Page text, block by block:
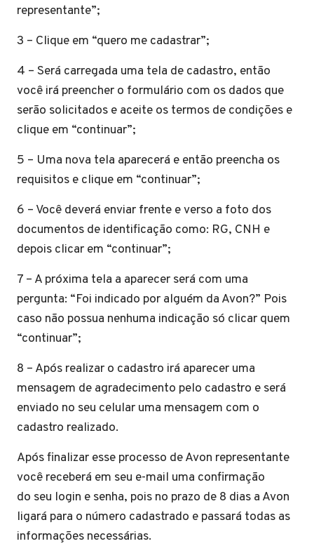
representante”;
3 – Clique em “quero me cadastrar”;
4 – Será carregada uma tela de cadastro, então
você irá preencher o formulário com os dados que
serão solicitados e aceite os termos de condições e
clique em “continuar”;
5 – Uma nova tela aparecerá e então preencha os
requisitos e clique em “continuar”;
6 – Você deverá enviar frente e verso a foto dos
documentos de identificação como: RG, CNH e
depois clicar em “continuar”;
7 – A próxima tela a aparecer será com uma
pergunta: “Foi indicado por alguém da Avon?” Pois
caso não possua nenhuma indicação só clicar quem
“continuar”;
8 – Após realizar o cadastro irá aparecer uma
mensagem de agradecimento pelo cadastro e será
enviado no seu celular uma mensagem com o
cadastro realizado.
Após finalizar esse processo de Avon representante
você receberá em seu e-mail uma confirmação
do seu login e senha, pois no prazo de 8 dias a Avon
ligará para o número cadastrado e passará todas as
informações necessárias.